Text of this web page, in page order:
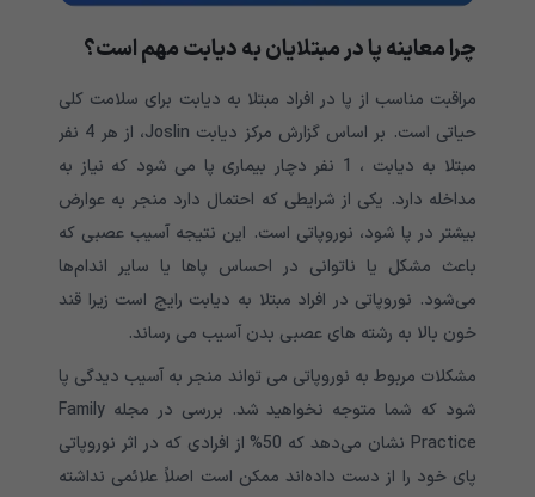
چرا معاینه پا در مبتلایان به دیابت مهم است؟
مراقبت مناسب از پا در افراد مبتلا به دیابت برای سلامت کلی
حیاتی است. بر اساس گزارش مرکز دیابت Joslin، از هر 4 نفر
مبتلا به دیابت ، 1 نفر دچار بیماری پا می شود که نیاز به
مداخله دارد. یکی از شرایطی که احتمال دارد منجر به عوارض
بیشتر در پا شود، نوروپاتی است. این نتیجه آسیب عصبی که
باعث مشکل یا ناتوانی در احساس پاها یا سایر اندام‌ها
می‌شود. نوروپاتی در افراد مبتلا به دیابت رایج است زیرا قند
خون بالا به رشته های عصبی بدن آسیب می رساند.
مشکلات مربوط به نوروپاتی می تواند منجر به آسیب دیدگی پا
شود که شما متوجه نخواهید شد. بررسی در مجله Family
Practice نشان می‌دهد که 50% از افرادی که در اثر نوروپاتی
پای خود را از دست داده‌اند ممکن است اصلاً علائمی نداشته